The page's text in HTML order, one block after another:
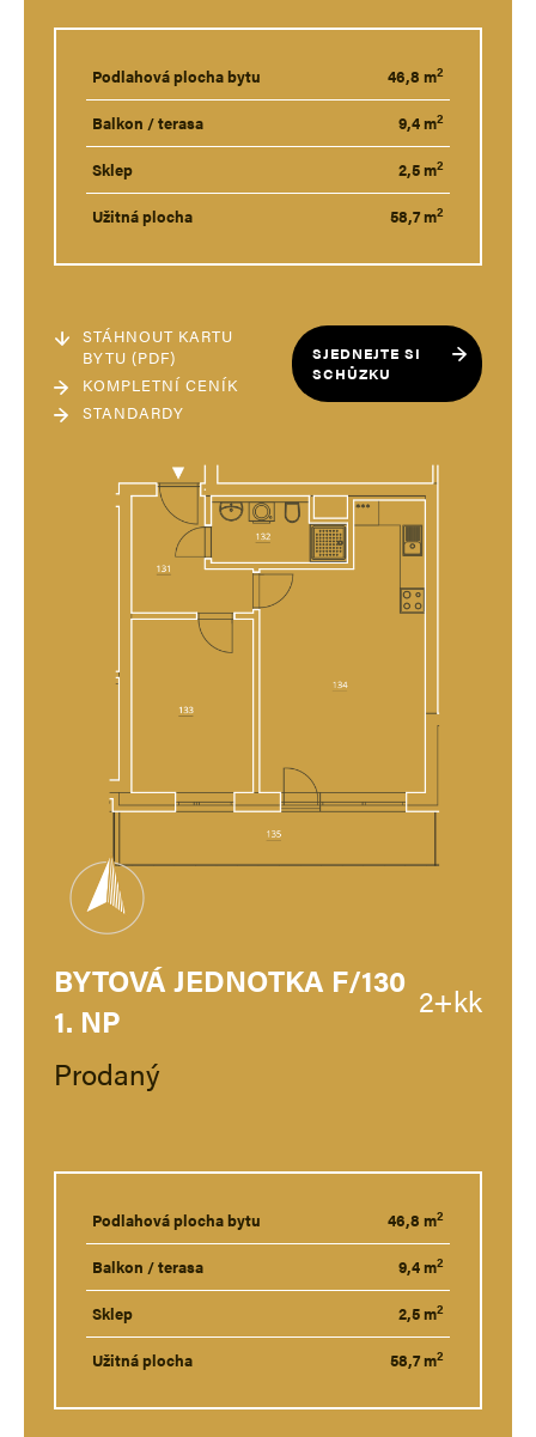
Podlahová plocha bytu 46,8 m2
Balkon / terasa 9,4 m2
Sklep 2,5 m2
Užitná plocha 58,7 m2
STÁHNOUT KARTU
BYTU (PDF)
KOMPLETNÍ CENÍK
STANDARDY
SJEDNEJTE SI
SCHŮZKU
BYTOVÁ JEDNOTKA F/130
1. NP
2+kk
Prodaný
Podlahová plocha bytu 46,8 m2
Balkon / terasa 9,4 m2
Sklep 2,5 m2
Užitná plocha 58,7 m2